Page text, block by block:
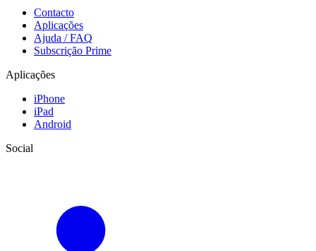
Contacto
Aplicações
Ajuda / FAQ
Subscrição Prime
Aplicações
iPhone
iPad
Android
Social